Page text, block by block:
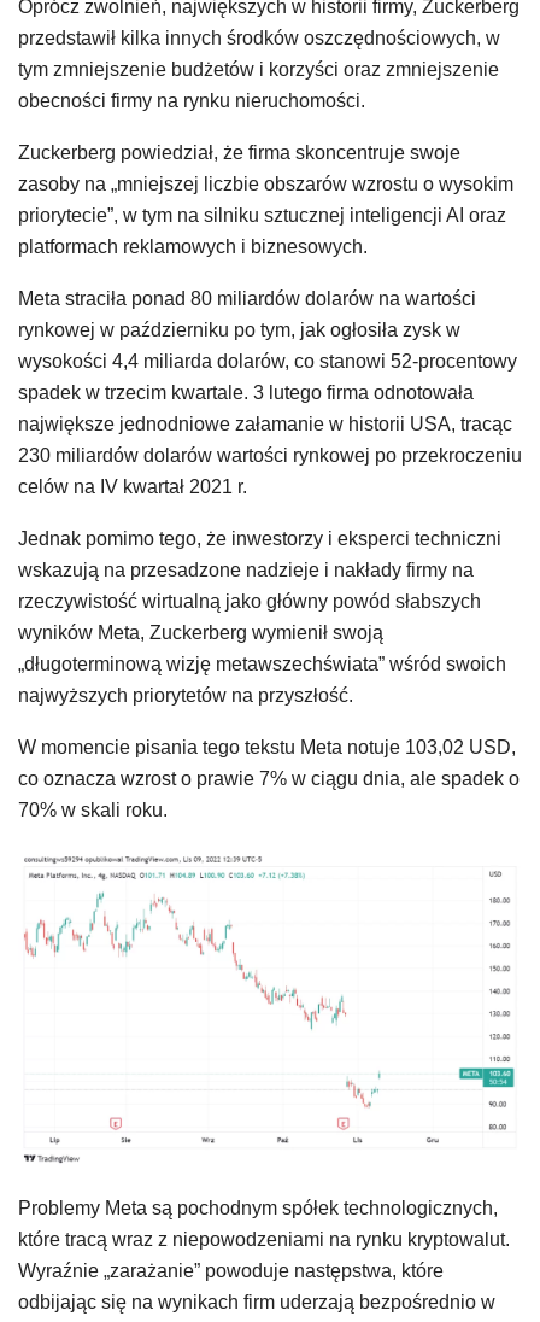
Oprócz zwolnień, największych w historii firmy, Zuckerberg
przedstawił kilka innych środków oszczędnościowych, w
tym zmniejszenie budżetów i korzyści oraz zmniejszenie
obecności firmy na rynku nieruchomości.
Zuckerberg powiedział, że firma skoncentruje swoje
zasoby na „mniejszej liczbie obszarów wzrostu o wysokim
priorytecie”, w tym na silniku sztucznej inteligencji AI oraz
platformach reklamowych i biznesowych.
Meta straciła ponad 80 miliardów dolarów na wartości
rynkowej w październiku po tym, jak ogłosiła zysk w
wysokości 4,4 miliarda dolarów, co stanowi 52-procentowy
spadek w trzecim kwartale. 3 lutego firma odnotowała
największe jednodniowe załamanie w historii USA, tracąc
230 miliardów dolarów wartości rynkowej po przekroczeniu
celów na IV kwartał 2021 r.
Jednak pomimo tego, że inwestorzy i eksperci techniczni
wskazują na przesadzone nadzieje i nakłady firmy na
rzeczywistość wirtualną jako główny powód słabszych
wyników Meta, Zuckerberg wymienił swoją
„długoterminową wizję metawszechświata” wśród swoich
najwyższych priorytetów na przyszłość.
W momencie pisania tego tekstu Meta notuje 103,02 USD,
co oznacza wzrost o prawie 7% w ciągu dnia, ale spadek o
70% w skali roku.
Problemy Meta są pochodnym spółek technologicznych,
które tracą wraz z niepowodzeniami na rynku kryptowalut.
Wyraźnie „zarażanie” powoduje następstwa, które
odbijając się na wynikach firm uderzają bezpośrednio w